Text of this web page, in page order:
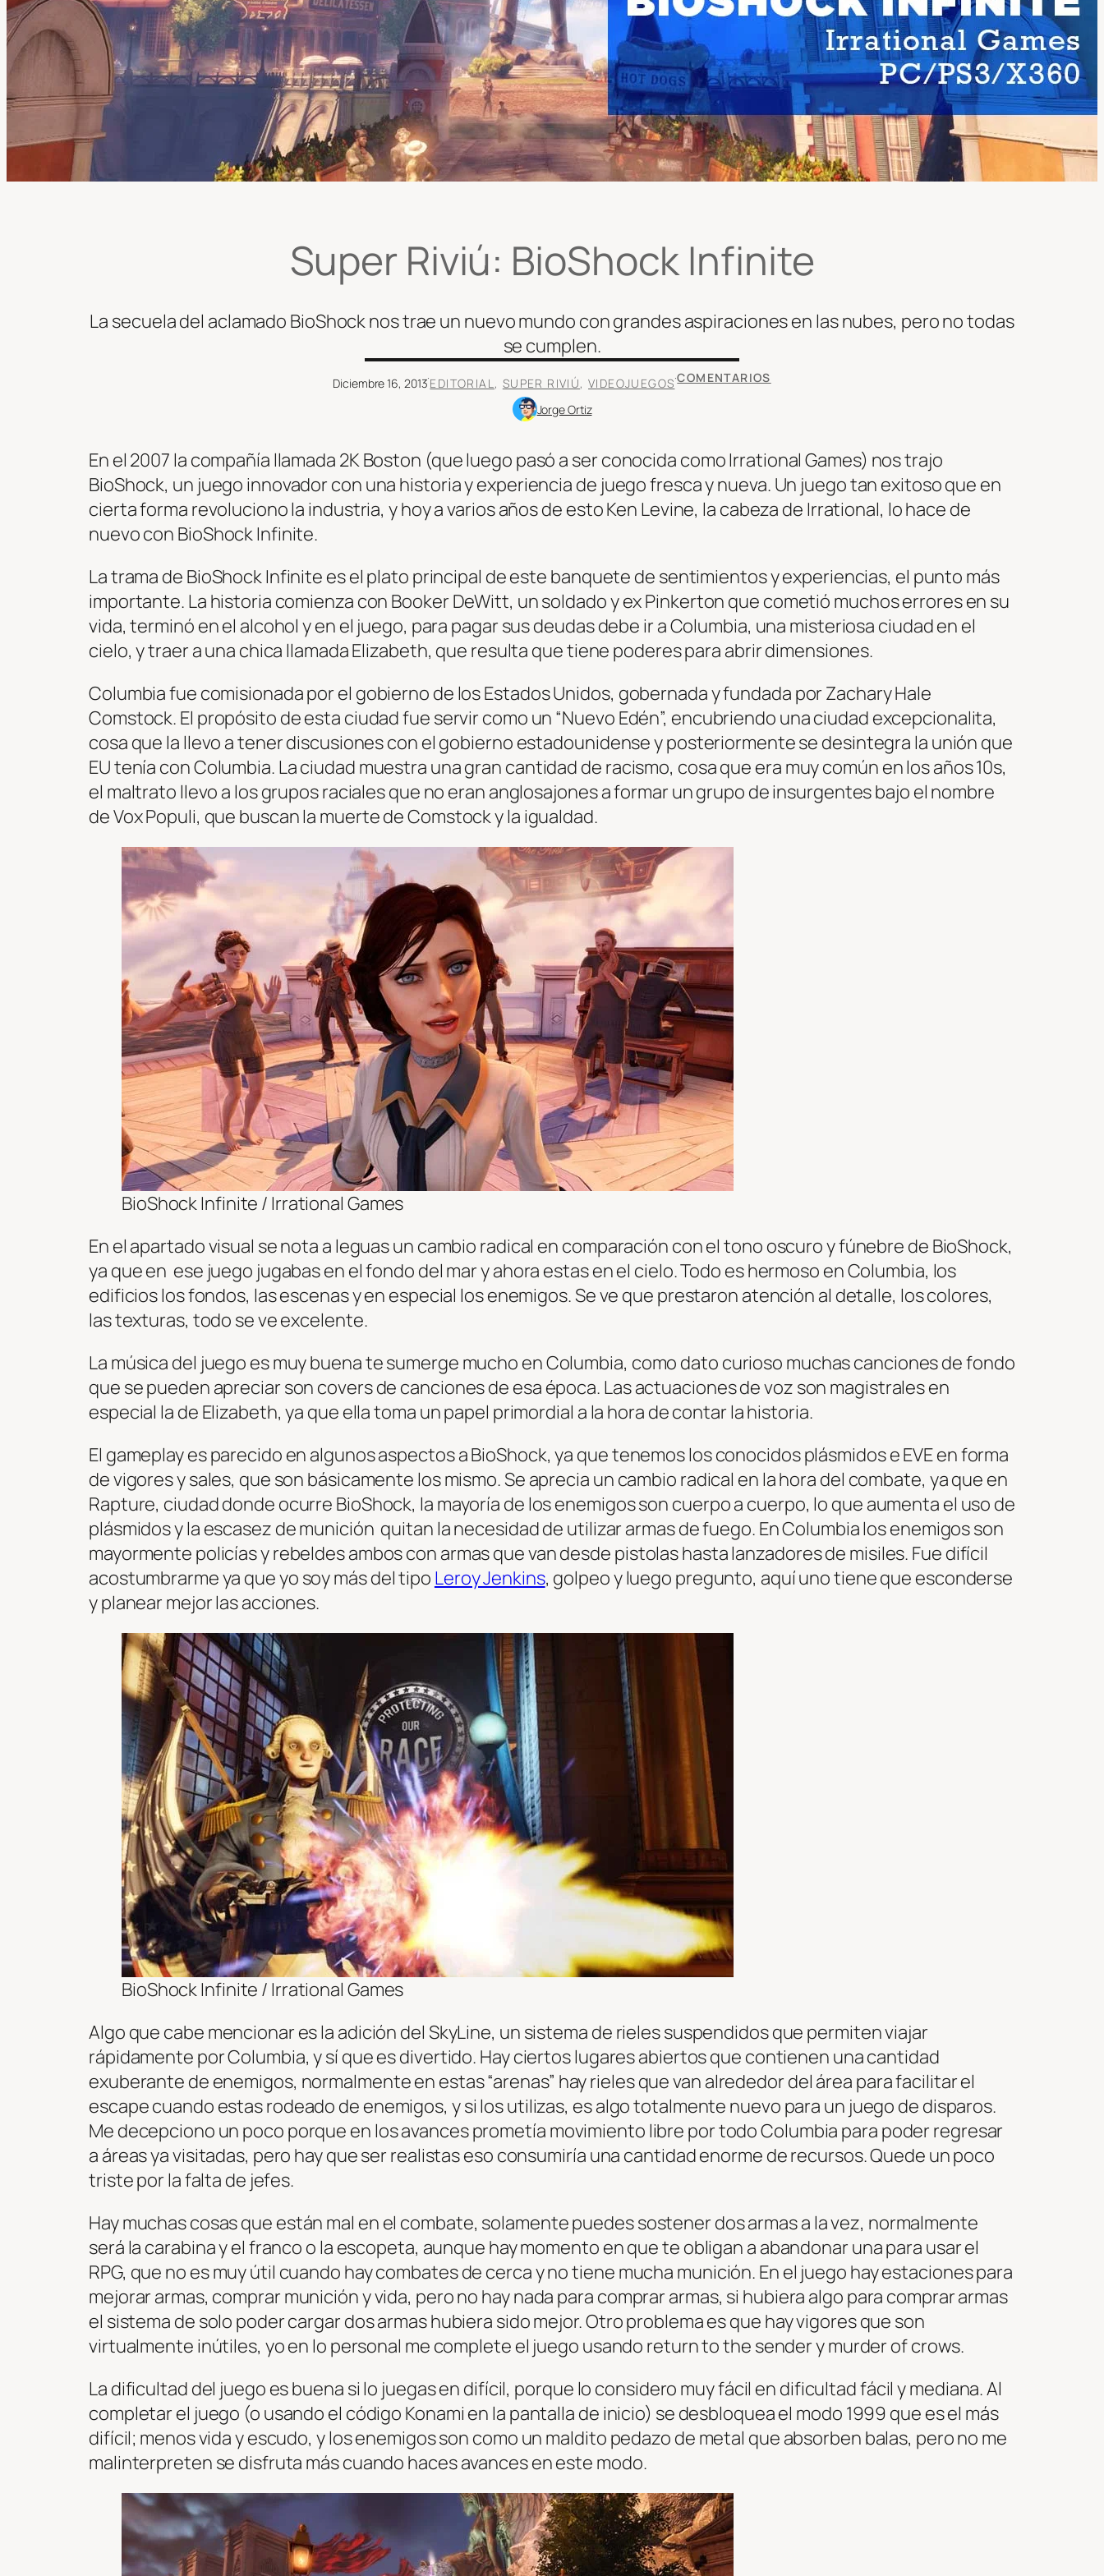
Super Riviú: BioShock Infinite
La secuela del aclamado BioShock nos trae un nuevo mundo con grandes aspiraciones en las nubes, pero no todas
se cumplen.
Diciembre 16, 2013·EDITORIAL, SUPER RIVIÚ, VIDEOJUEGOS·COMENTARIOS
Jorge Ortiz
En el 2007 la compañía llamada 2K Boston (que luego pasó a ser conocida como Irrational Games) nos trajo
BioShock, un juego innovador con una historia y experiencia de juego fresca y nueva. Un juego tan exitoso que en
cierta forma revoluciono la industria, y hoy a varios años de esto Ken Levine, la cabeza de Irrational, lo hace de
nuevo con BioShock Infinite.
La trama de BioShock Infinite es el plato principal de este banquete de sentimientos y experiencias, el punto más
importante. La historia comienza con Booker DeWitt, un soldado y ex Pinkerton que cometió muchos errores en su
vida, terminó en el alcohol y en el juego, para pagar sus deudas debe ir a Columbia, una misteriosa ciudad en el
cielo, y traer a una chica llamada Elizabeth, que resulta que tiene poderes para abrir dimensiones.
Columbia fue comisionada por el gobierno de los Estados Unidos, gobernada y fundada por Zachary Hale
Comstock. El propósito de esta ciudad fue servir como un “Nuevo Edén”, encubriendo una ciudad excepcionalita,
cosa que la llevo a tener discusiones con el gobierno estadounidense y posteriormente se desintegra la unión que
EU tenía con Columbia. La ciudad muestra una gran cantidad de racismo, cosa que era muy común en los años 10s,
el maltrato llevo a los grupos raciales que no eran anglosajones a formar un grupo de insurgentes bajo el nombre
de Vox Populi, que buscan la muerte de Comstock y la igualdad.
BioShock Infinite / Irrational Games
En el apartado visual se nota a leguas un cambio radical en comparación con el tono oscuro y fúnebre de BioShock,
ya que en ese juego jugabas en el fondo del mar y ahora estas en el cielo. Todo es hermoso en Columbia, los
edificios los fondos, las escenas y en especial los enemigos. Se ve que prestaron atención al detalle, los colores,
las texturas, todo se ve excelente.
La música del juego es muy buena te sumerge mucho en Columbia, como dato curioso muchas canciones de fondo
que se pueden apreciar son covers de canciones de esa época. Las actuaciones de voz son magistrales en
especial la de Elizabeth, ya que ella toma un papel primordial a la hora de contar la historia.
El gameplay es parecido en algunos aspectos a BioShock, ya que tenemos los conocidos plásmidos e EVE en forma
de vigores y sales, que son básicamente los mismo. Se aprecia un cambio radical en la hora del combate, ya que en
Rapture, ciudad donde ocurre BioShock, la mayoría de los enemigos son cuerpo a cuerpo, lo que aumenta el uso de
plásmidos y la escasez de munición quitan la necesidad de utilizar armas de fuego. En Columbia los enemigos son
mayormente policías y rebeldes ambos con armas que van desde pistolas hasta lanzadores de misiles. Fue difícil
acostumbrarme ya que yo soy más del tipo Leroy Jenkins, golpeo y luego pregunto, aquí uno tiene que esconderse
y planear mejor las acciones.
BioShock Infinite / Irrational Games
Algo que cabe mencionar es la adición del SkyLine, un sistema de rieles suspendidos que permiten viajar
rápidamente por Columbia, y sí que es divertido. Hay ciertos lugares abiertos que contienen una cantidad
exuberante de enemigos, normalmente en estas “arenas” hay rieles que van alrededor del área para facilitar el
escape cuando estas rodeado de enemigos, y si los utilizas, es algo totalmente nuevo para un juego de disparos.
Me decepciono un poco porque en los avances prometía movimiento libre por todo Columbia para poder regresar
a áreas ya visitadas, pero hay que ser realistas eso consumiría una cantidad enorme de recursos. Quede un poco
triste por la falta de jefes.
Hay muchas cosas que están mal en el combate, solamente puedes sostener dos armas a la vez, normalmente
será la carabina y el franco o la escopeta, aunque hay momento en que te obligan a abandonar una para usar el
RPG, que no es muy útil cuando hay combates de cerca y no tiene mucha munición. En el juego hay estaciones para
mejorar armas, comprar munición y vida, pero no hay nada para comprar armas, si hubiera algo para comprar armas
el sistema de solo poder cargar dos armas hubiera sido mejor. Otro problema es que hay vigores que son
virtualmente inútiles, yo en lo personal me complete el juego usando return to the sender y murder of crows.
La dificultad del juego es buena si lo juegas en difícil, porque lo considero muy fácil en dificultad fácil y mediana. Al
completar el juego (o usando el código Konami en la pantalla de inicio) se desbloquea el modo 1999 que es el más
difícil; menos vida y escudo, y los enemigos son como un maldito pedazo de metal que absorben balas, pero no me
malinterpreten se disfruta más cuando haces avances en este modo.